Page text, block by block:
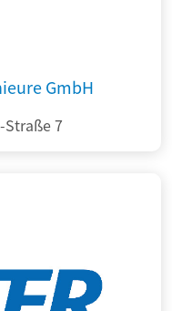
GmbH
Straße 7